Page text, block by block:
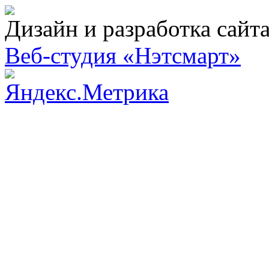
Дизайн и разработка
Веб-студия «Нэтсмарт»